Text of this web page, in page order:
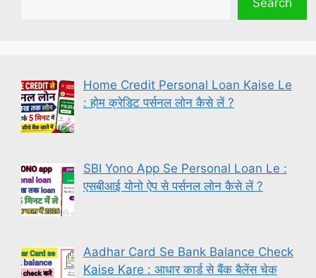
Home Credit Personal Loan Kaise Le
: होम क्रेडिट पर्सनल लोन कैसे लें ?
SBI Yono App Se Personal Loan Le :
एसबीआई योनो ऐप से पर्सनल लोन कैसे लें ?
Aadhar Card Se Bank Balance Check
Kaise Kare : आधार कार्ड से बैंक बैलेंस चेक